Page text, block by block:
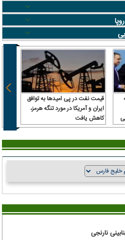
قیمت نفت در پی امیدها به توافق
ایران و آمریکا در مورد تنگه هرمز،
کاهش یافت
نارنجی